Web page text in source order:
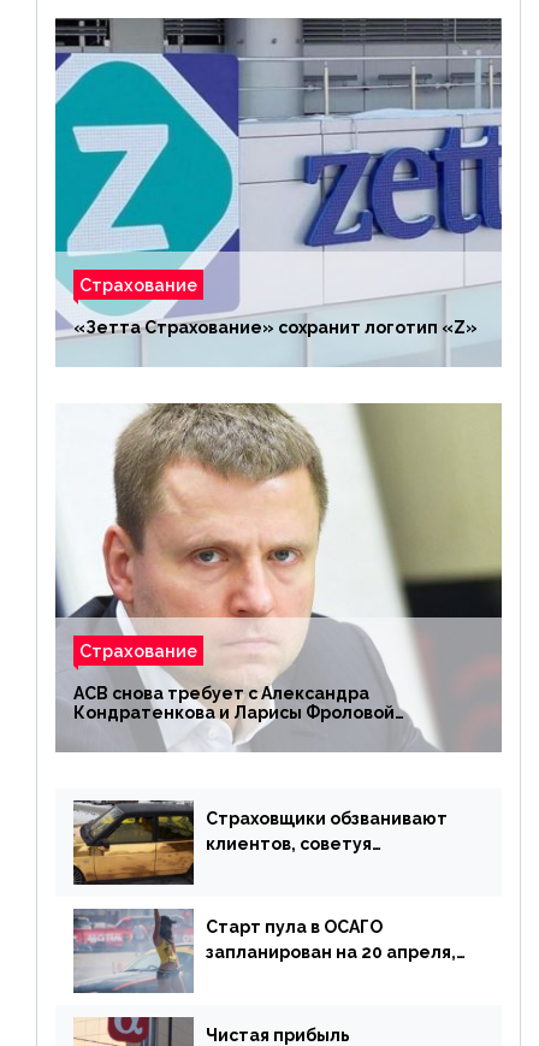
Страхование
«Зетта Страхование» сохранит логотип «Z»
Страхование
АСВ снова требует с Александра
Кондратенкова и Ларисы Фроловой
возмещения убытков на 1,5 млрд р.
Страховщики обзванивают
клиентов, советуя
Старт пула в ОСАГО
запланирован на 20 апреля,
дублировать [дополнено]
Чистая прибыль